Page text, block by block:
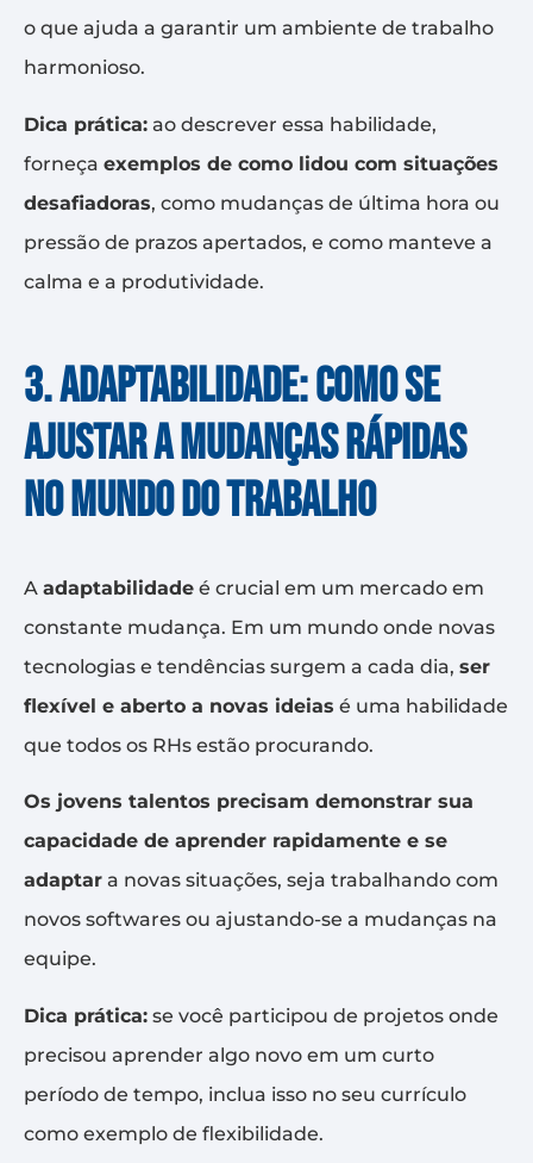
o que ajuda a garantir um ambiente de trabalho
harmonioso.
Dica prática: ao descrever essa habilidade,
forneça exemplos de como lidou com situações
desafiadoras, como mudanças de última hora ou
pressão de prazos apertados, e como manteve a
calma e a produtividade.
3. Adaptabilidade: como se
ajustar a mudanças rápidas
no mundo do trabalho
A adaptabilidade é crucial em um mercado em
constante mudança. Em um mundo onde novas
tecnologias e tendências surgem a cada dia, ser
flexível e aberto a novas ideias é uma habilidade
que todos os RHs estão procurando.
Os jovens talentos precisam demonstrar sua
capacidade de aprender rapidamente e se
adaptar a novas situações, seja trabalhando com
novos softwares ou ajustando-se a mudanças na
equipe.
Dica prática: se você participou de projetos onde
precisou aprender algo novo em um curto
período de tempo, inclua isso no seu currículo
como exemplo de flexibilidade.